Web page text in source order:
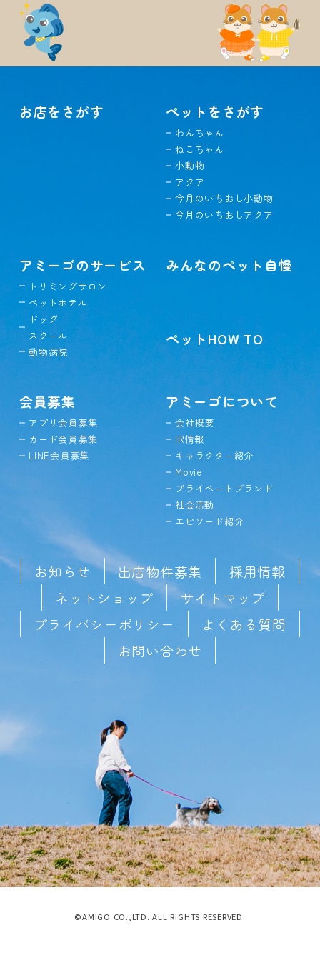
お店をさがす ペットをさがす
わんちゃん
ねこちゃん
小動物
アクア
今月のいちおし小動物
今月のいちおしアクア
アミーゴのサービス
トリミングサロン
ペットホテル
ドッグ
スクール
動物病院
みんなのペット自慢
ペットHOW TO
会員募集
アプリ会員募集
カード会員募集
LINE会員募集
アミーゴについて
会社概要
IR情報
キャラクター紹介
Movie
プライベートブランド
社会活動
エピソード紹介
お知らせ 出店物件募集
採用情報
ネットショップ
サイトマップ
プライバシーポリシー
よくある質問
お問い合わせ
©AMIGO CO.,LTD. ALL RIGHTS RESERVED.